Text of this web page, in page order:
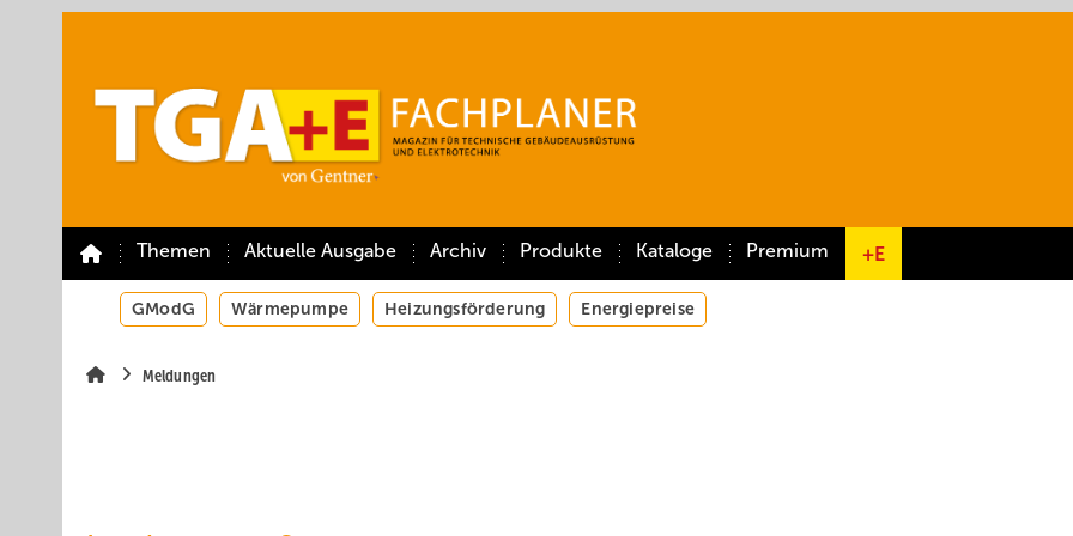
Themen Aktuelle Ausgabe Archiv Produkte Kataloge Premium +E
GModG Wärmepumpe Heizungsförderung Energiepreise
Meldungen